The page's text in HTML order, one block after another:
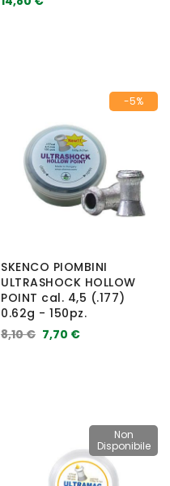
-5%
SKENCO PIOMBINI
ULTRASHOCK HOLLOW
POINT cal. 4,5 (.177)
0.62g - 150pz.
7,70 €
8,10 €
Non
Disponibile